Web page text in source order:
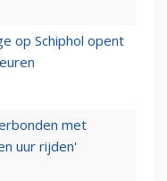
op Schiphol opent
met
uur rijden'